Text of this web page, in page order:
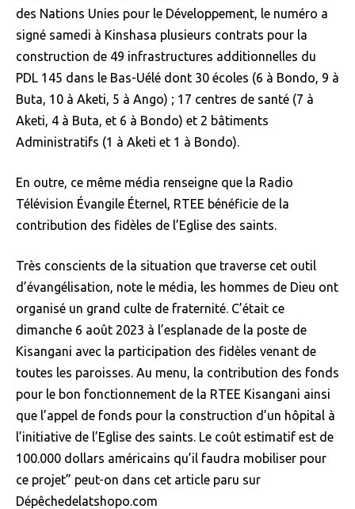
des Nations Unies pour le Développement, le numéro a
signé samedi à Kinshasa plusieurs contrats pour la
construction de 49 infrastructures additionnelles du
PDL 145 dans le Bas-Uélé dont 30 écoles (6 à Bondo, 9 à
Buta, 10 à Aketi, 5 à Ango) ; 17 centres de santé (7 à
Aketi, 4 à Buta, et 6 à Bondo) et 2 bâtiments
Administratifs (1 à Aketi et 1 à Bondo).
En outre, ce même média renseigne que la Radio
Télévision Évangile Éternel, RTEE bénéficie de la
contribution des fidèles de l’Eglise des saints.
Très conscients de la situation que traverse cet outil
d’évangélisation, note le média, les hommes de Dieu ont
organisé un grand culte de fraternité. C’était ce
dimanche 6 août 2023 à l’esplanade de la poste de
Kisangani avec la participation des fidèles venant de
toutes les paroisses. Au menu, la contribution des fonds
pour le bon fonctionnement de la RTEE Kisangani ainsi
que l’appel de fonds pour la construction d’un hôpital à
l’initiative de l’Eglise des saints. Le coût estimatif est de
100.000 dollars américains qu’il faudra mobiliser pour
ce projet” peut-on dans cet article paru sur
Dépêchedelatshopo.com